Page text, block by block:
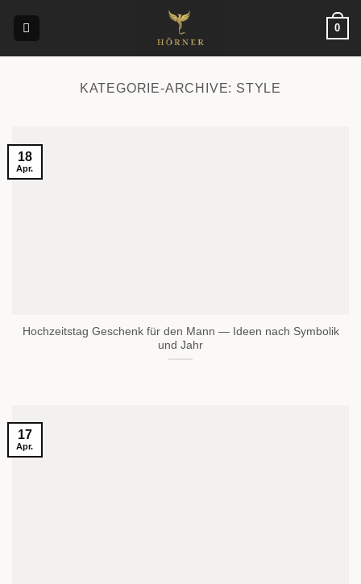
Inhalt
0
KATEGORIE-ARCHIVE: STYLE
Hochzeitstag Geschenk für den Mann — Ideen nach Symbolik
und Jahr
18
Apr.
17
Apr.